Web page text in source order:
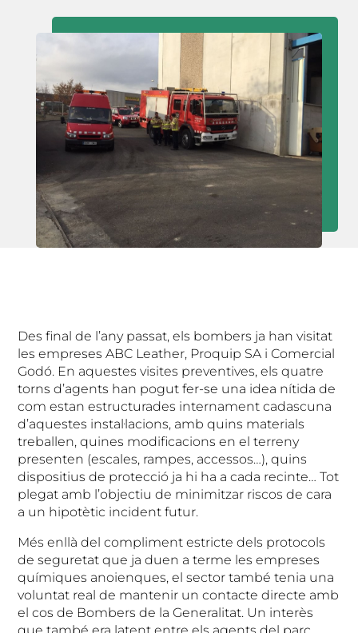
Des final de l’any passat, els bombers ja han visitat
les empreses ABC Leather, Proquip SA i Comercial
Godó. En aquestes visites preventives, els quatre
torns d’agents han pogut fer-se una idea nítida de
com estan estructurades internament cadascuna
d’aquestes instal·lacions, amb quins materials
treballen, quines modificacions en el terreny
presenten (escales, rampes, accessos…), quins
dispositius de protecció ja hi ha a cada recinte… Tot
plegat amb l’objectiu de minimitzar riscos de cara
a un hipotètic incident futur.
Més enllà del compliment estricte dels protocols
de seguretat que ja duen a terme les empreses
químiques anoienques, el sector també tenia una
voluntat real de mantenir un contacte directe amb
el cos de Bombers de la Generalitat. Un interès